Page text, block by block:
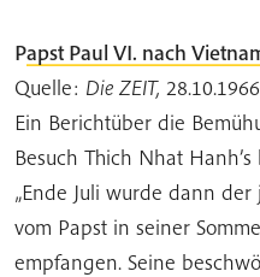
Papst Paul VI. nach
Quelle: Die ZEIT, 28.10.1966
Ein Berichtüber die Bem
Besuch Thich Nhat
„Ende Juli wurde dann
vom Papst in seiner
empfangen. Seine